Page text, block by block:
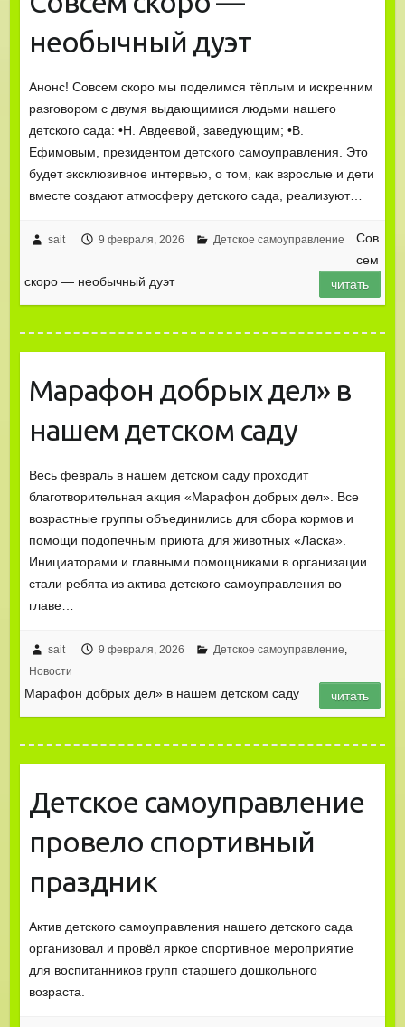
необычный дуэт
Анонс! Совсем скоро мы поделимся тёплым и искренним
разговором с двумя выдающимися людьми нашего
детского сада: •Н. Авдеевой, заведующим; •В.
Ефимовым, президентом детского самоуправления. Это
будет эксклюзивное интервью, о том, как взрослые и дети
вместе создают атмосферу детского сада, реализуют…
sait 9 февраля, 2026 Детское самоуправление
Сов
сем
скоро — необычный дуэт
читать
Марафон добрых дел» в
нашем детском саду
Весь февраль в нашем детском саду проходит
благотворительная акция «Марафон добрых дел». Все
возрастные группы объединились для сбора кормов и
помощи подопечным приюта для животных «Ласка».
Инициаторами и главными помощниками в организации
стали ребята из актива детского самоуправления во
главе…
sait 9 февраля, 2026 Детское самоуправление,
Новости
Марафон добрых дел» в нашем детском саду читать
Детское самоуправление
провело спортивный
праздник
Актив детского самоуправления нашего детского сада
организовал и провёл яркое спортивное мероприятие
для воспитанников групп старшего дошкольного
возраста.